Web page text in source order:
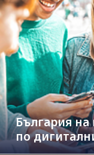
България на
по